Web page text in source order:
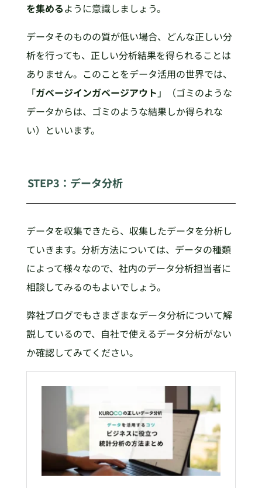
を集めるように意識しましょう。
データそのものの質が低い場合、どんな正しい分
析を行っても、正しい分析結果を得られることは
ありません。このことをデータ活用の世界では、
「ガベージインガベージアウト 」（ゴミのような
データからは、ゴミのような結果しか得られな
い）といいます。
STEP3：データ分析
データを収集できたら、収集したデータを分析し
ていきます。分析方法については、データの種類
によって様々なので、社内のデータ分析担当者に
相談してみるのもよいでしょう。
弊社ブログでもさまざまなデータ分析について解
説しているので、自社で使えるデータ分析がない
か確認してみてください。